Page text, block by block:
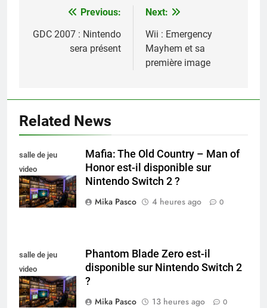
Navigation
de
Previous:
GDC 2007 : Nintendo
sera présent
Next:
Wii : Emergency
Mayhem et sa
première image
Related News
salle de jeu
video
collectionneur
Mafia: The Old Country – Man of
Honor est-il disponible sur
Nintendo Switch 2 ?
Mika Pasco
4 heures ago 0
salle de jeu
video
collectionneur
Phantom Blade Zero est-il
disponible sur Nintendo Switch 2
?
Mika Pasco
13 heures ago 0